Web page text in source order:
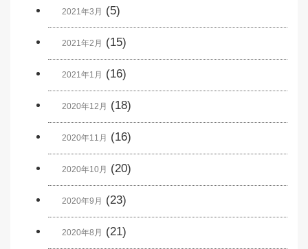
2021年3月 (5)
2021年2月 (15)
2021年1月 (16)
2020年12月 (18)
2020年11月 (16)
2020年10月 (20)
2020年9月 (23)
2020年8月 (21)